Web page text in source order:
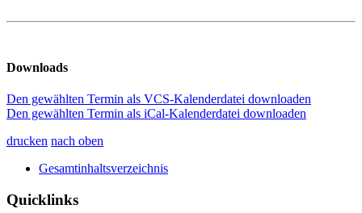
Downloads
Den gewählten Termin als VCS-Kalenderdatei downloaden
Den gewählten Termin als iCal-Kalenderdatei downloaden
drucken nach oben
Gesamtinhaltsverzeichnis
Quicklinks